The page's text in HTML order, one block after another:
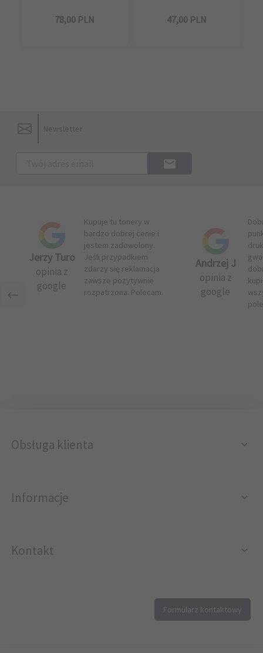
78,00 PLN 47,00 PLN
Newsletter
Jerzy Turo
opinia z
google
Kupuje tu tonery w
bardzo dobrej cenie i
jestem zadowolony.
Jeśli przypadkiem
zdarzy się reklamacja
zawsze pozytywnie
rozpatrzona. Polecam.
Andrzej J
opinia z
google
Obsługa klienta
Informacje
Kontakt
Formularz kontaktowy